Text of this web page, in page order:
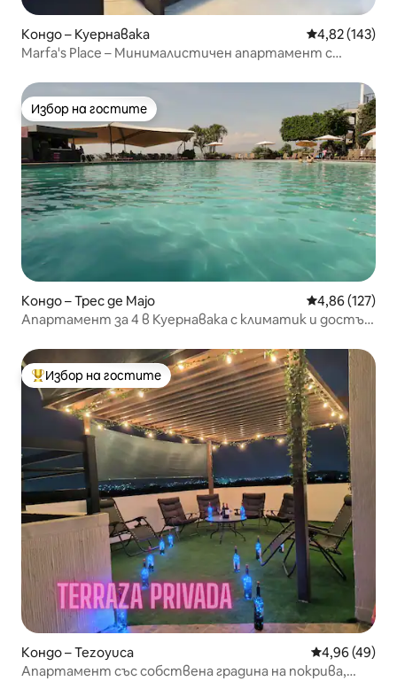
Кондо – Куернавака Средна
4,82 (143)
Marfa's Place – Минималистичен апартамент с
Избор на гостите
Избор на гостите
Кондо – Трес де Мајо Средна
4,86 (127)
Апартамент за 4 в Куернавака с климатик и достъп
Най-популярен избор на гостите
Избор на гостите
Кондо – Tezoyuca Средна
4,96 (49)
Апартамент със собствена градина на покрива,